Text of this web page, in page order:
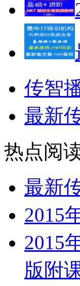
传智
最新
热点阅
最新
2015
2015
版附